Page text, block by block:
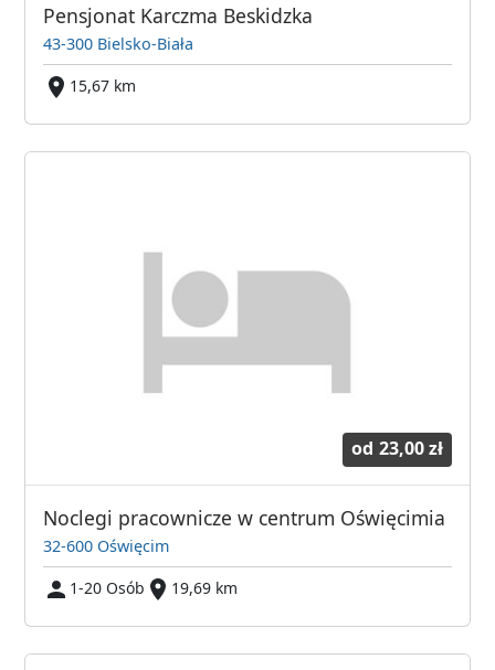
Pensjonat Karczma Beskidzka
43-300 Bielsko-Biała
15,67 km
od 23,00 zł
Noclegi pracownicze w centrum Oświęcimia
32-600 Oświęcim
1-20 Osób
19,69 km